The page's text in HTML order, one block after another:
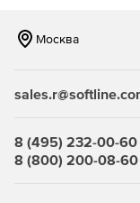
приложений на
и оповещения.
инцидентах.
приложений,
Москва
8 (495) 232-00-60
8 (800) 200-08-60